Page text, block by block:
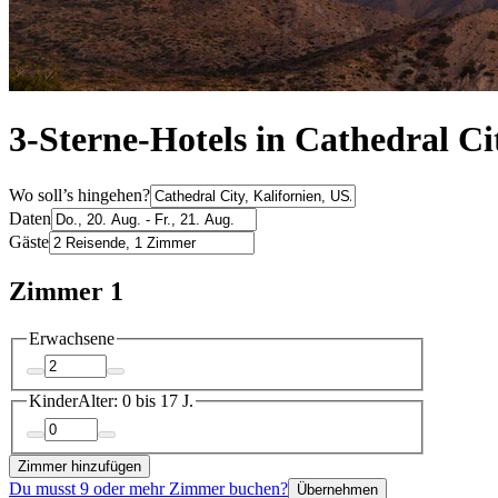
3-Sterne-Hotels in Cathedral
Wo soll’s hingehen?
Daten
Gäste
Zimmer 1
Erwachsene
KinderAlter: 0 bis 17 J.
Zimmer hinzufügen
Du musst 9 oder mehr Zimmer buchen? Übernehmen